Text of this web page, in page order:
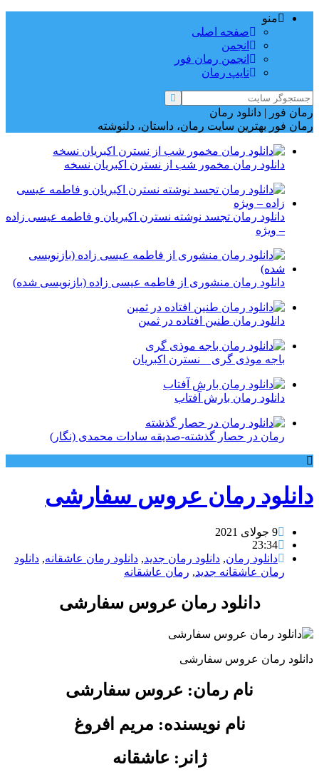
منو
صفحه اصلی
انجمن
انجمن رمان فور
تایپ رمان
رمان فور | دانلود رمان
رمان فور بهترین سایت رمان، داستان، دلنوشته
دانلود رمان مخمور شب از نسترن اکبریان نسخه
دانلود رمان تجسد نوشته نسترن اکبریان و فاطمه عیسی زاده
– ویژه
دانلود رمان منشوری از فاطمه عیسی زاده (بازنویسی شده)
دانلود رمان طنین افتاده در ثمین
باجه موذی گری _ نسترن اکبریان
دانلود رمان بارش آفتاب
رمان در حصار گذشته-صدیقه سادات محمدی (نگار)
دانلود رمان عروس سفارشی
9 جولای 2021
23:34
دانلود رمان, دانلود رمان جدید, دانلود رمان عاشقانه, دانلود
رمان عاشقانه جدید, رمان عاشقانه
دانلود رمان عروس سفارشی
دانلود رمان عروس سفارشی
نام رمان: عروس سفارشی
نام نویسنده: مریم افروغ
ژانر: عاشقانه